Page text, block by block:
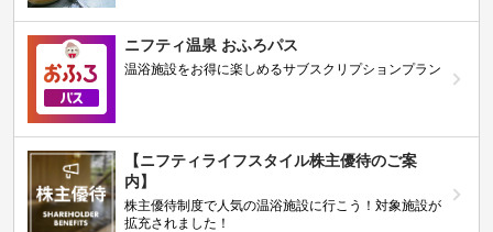
ニフティ温泉 おふろパス
温浴施設をお得に楽しめるサブスクリプションプラン
【ニフティライフスタイル株主優待のご案
内】
株主優待制度で人気の温浴施設に行こう！対象施設が
拡充されました！